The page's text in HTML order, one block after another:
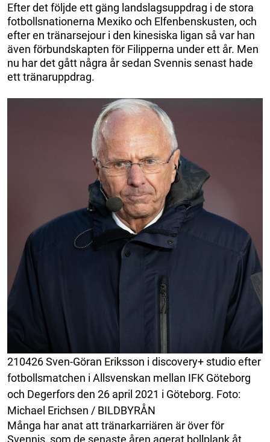
Efter det följde ett gäng landslagsuppdrag i de stora
fotbollsnationerna Mexiko och Elfenbenskusten, och
efter en tränarsejour i den kinesiska ligan så var han
även förbundskapten för Filipperna under ett år. Men
nu har det gått några år sedan Svennis senast hade
ett tränaruppdrag.
210426 Sven-Göran Eriksson i discovery+ studio efter
fotbollsmatchen i Allsvenskan mellan IFK Göteborg
och Degerfors den 26 april 2021 i Göteborg. Foto:
Michael Erichsen / BILDBYRÅN
Många har anat att tränarkarriären är över för
Svennis, som de senaste åren agerat bollplank åt